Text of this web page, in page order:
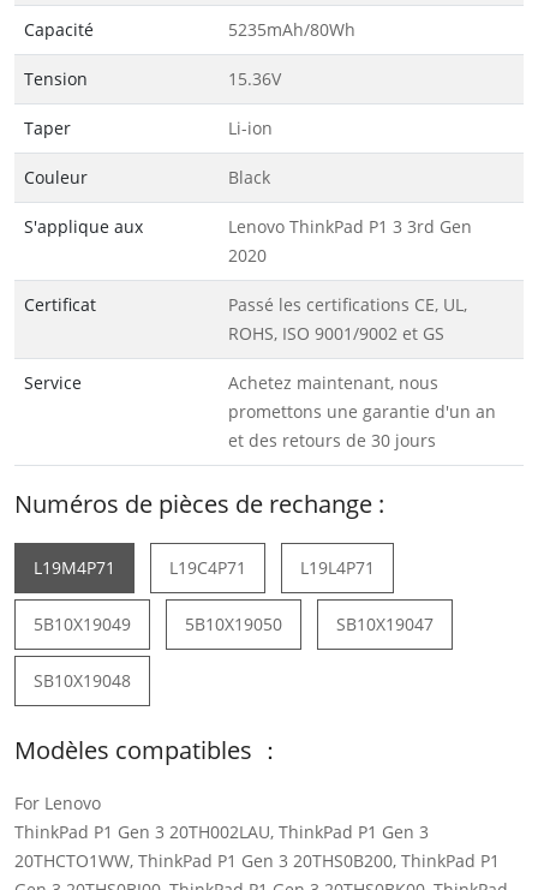
Capacité 5235mAh/80Wh
Tension 15.36V
Taper Li-ion
Couleur Black
S'applique aux
Lenovo ThinkPad P1 3 3rd Gen
2020
Certificat
Passé les certifications CE, UL,
ROHS, ISO 9001/9002 et GS
Service
Achetez maintenant, nous
promettons une garantie d'un an
et des retours de 30 jours
Numéros de pièces de rechange :
L19M4P71 L19C4P71 L19L4P71
5B10X19049 5B10X19050 SB10X19047
SB10X19048
Modèles compatibles ：
For Lenovo
ThinkPad P1 Gen 3 20TH002LAU, ThinkPad P1 Gen 3
20THCTO1WW, ThinkPad P1 Gen 3 20THS0B200, ThinkPad P1